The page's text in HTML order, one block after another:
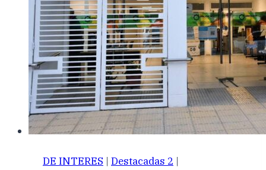
DE INTERES | Destacadas 2 |